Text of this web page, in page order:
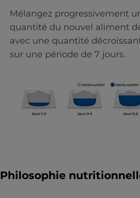
Mélangez progressivement
quantité du nouvel aliment
avec une quantité
sur une période de 7 jours.
Philosophie